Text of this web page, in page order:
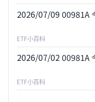
2026/07/09 00981A
ETF小百科
2026/07/02 00981A
ETF小百科